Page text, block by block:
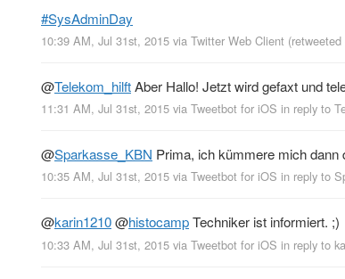
#SysAdminDay
10:39 AM, Jul 31st, 2015 via Twitter Web Client
@Telekom_hilftAber Hallo! Jetzt wird gefaxt und
11:31 AM, Jul 31st, 2015 via Tweetbot for iΟS in reply to
@Sparkasse_KBN Prima, ich kümmere mich dann
10:35 AM, Jul 31st, 2015 via Tweetbot for iΟS in reply to
@karin1210@histocampTechniker ist informiert. ;)
10:33 AM, Jul 31st, 2015 via Tweetbot for iΟS in reply to